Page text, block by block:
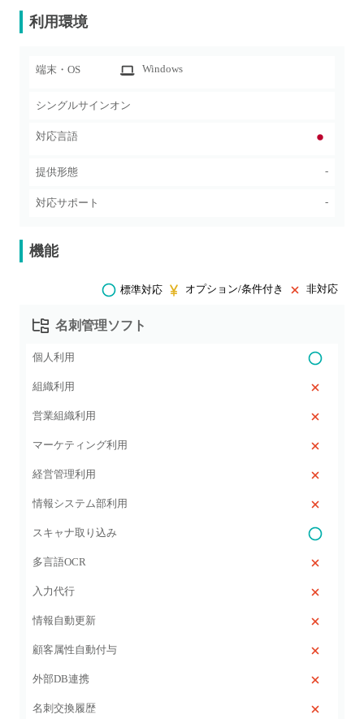
利用環境
端末・OS Windows
シングルサインオン
対応言語
提供形態 -
対応サポート -
機能
標準対応 オプション/条件付き 非対応
名刺管理ソフト
個人利用
組織利用
営業組織利用
マーケティング利用
経営管理利用
情報システム部利用
スキャナ取り込み
多言語OCR
入力代行
情報自動更新
顧客属性自動付与
外部DB連携
名刺交換履歴